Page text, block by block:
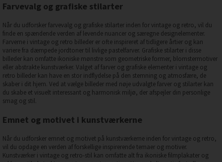
Farvevalg og grafiske stilarter
Når du udforsker farvevalg og grafiske stilarter inden for vintage og retro, vil du
finde en spændende verden af levende nuancer og særegne designelementer.
Farverne i vintage og retro billeder er ofte inspireret af tidligere årtier og kan
variere fra dæmpede jordtoner til livlige pastelfarver. Grafiske stilarter i disse
billeder kan omfatte ikoniske mønstre som geometriske former, blomstermotiver
eller abstrakte kunstværker. Valget af farver og grafiske elementer i vintage og
retro billeder kan have en stor indflydelse på den stemning og atmosfære, de
skaber i dit hjem. Ved at vælge billeder med nøje udvalgte farver og stilarter kan
du skabe et visuelt interessant og harmonisk miljø, der afspejler din personlige
smag og stil.
Emnet og motivet i kunstværkerne
Når du udforsker emnet og motivet på kunstværkerne inden for vintage og retro,
vil du opdage en verden af forskellige inspirerende temaer og motiver.
Kunstværker i vintage og retro-stil kan omfatte alt fra ikoniske filmplakater og